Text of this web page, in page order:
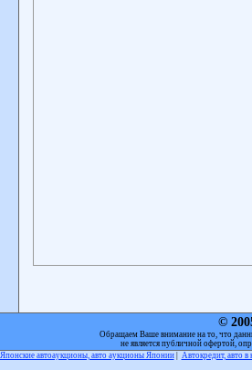
©
Обращаем Ваше внимание на то, что
не является публичной офертой,
Японские автоаукционы, авто аукционы Японии| Автокредит, авто в